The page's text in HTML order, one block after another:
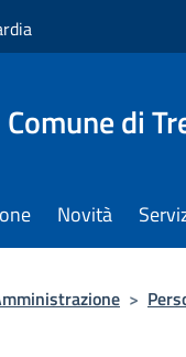
Comune di
Novità
>